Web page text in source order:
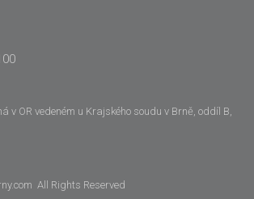
v OR vedeném u Krajského soudu v Brně, oddíl B,
All Rights Reserved